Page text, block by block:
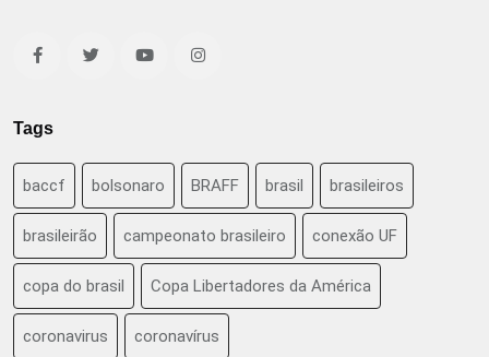
Tags
baccf bolsonaro BRAFF brasil brasileiros
brasileirão campeonato brasileiro conexão UF
copa do brasil Copa Libertadores da América
coronavirus coronavírus